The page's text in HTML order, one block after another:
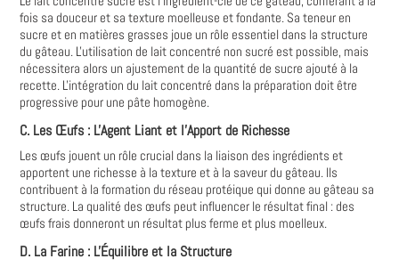
fois sa douceur et sa texture moelleuse et fondante. Sa teneur en
sucre et en matières grasses joue un rôle essentiel dans la structure
du gâteau. L'utilisation de lait concentré non sucré est possible, mais
nécessitera alors un ajustement de la quantité de sucre ajouté à la
recette. L'intégration du lait concentré dans la préparation doit être
progressive pour une pâte homogène.
C. Les Œufs : L'Agent Liant et l'Apport de Richesse
Les œufs jouent un rôle crucial dans la liaison des ingrédients et
apportent une richesse à la texture et à la saveur du gâteau. Ils
contribuent à la formation du réseau protéique qui donne au gâteau sa
structure. La qualité des œufs peut influencer le résultat final : des
œufs frais donneront un résultat plus ferme et plus moelleux.
D. La Farine : L'Équilibre et la Structure